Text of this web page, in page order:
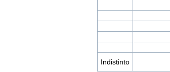
Indistinto